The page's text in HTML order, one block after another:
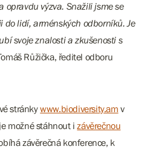
opravdu výzva. Snažili jsme se
do lidí, arménských odborníků. Je
svoje znalosti a zkušenosti s
Růžička, ředitel odboru
stránkywww.biodiversity.am v
možné stáhnout izávěrečnou
závěrečná konference, k